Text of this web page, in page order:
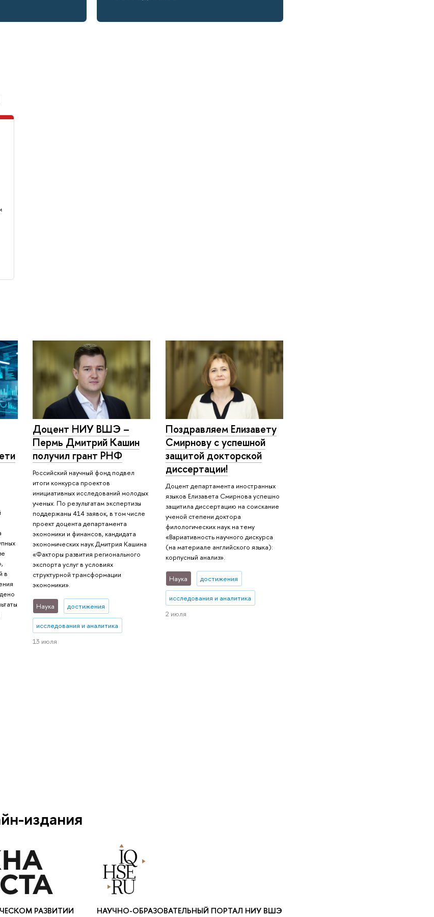
в
Доцент НИУ ВШЭ –
Пермь Дмитрий Кашин
получил грант РНФ
Российский научный фонд подвел
итоги конкурса проектов
инициативных исследований молодых
ученых. По результатам экспертизы
поддержаны 414 заявок, в том числе
проект доцента департамента
экономики и финансов, кандидата
экономических наук Дмитрия Кашина
«Факторы развития регионального
экспорта услуг в условиях
структурной трансформации
экономики».
Наука достижения
исследования и аналитика
13 июля
Поздравляем Елизавету
Смирнову с успешной
защитой докторской
диссертации!
Доцент департамента иностранных
языков Елизавета Смирнова успешно
защитила диссертацию на соискание
ученой степени доктора
филологических наук на тему
«Вариативность научного дискурса
(на материале английского языка):
корпусный анализ».
Наука достижения
исследования и аналитика
2 июля
издания
РАЗВИТИИ НАУЧНО-ОБРАЗОВАТЕЛЬНЫЙ ПОРТАЛ НИУ ВШЭ